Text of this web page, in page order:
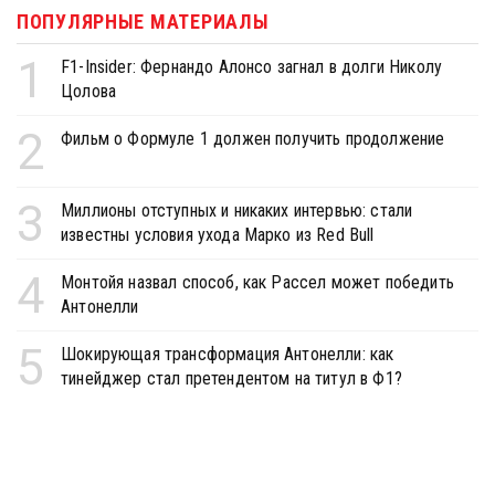
ПОПУЛЯРНЫЕ МАТЕРИАЛЫ
1
F1-Insider: Фернандо Алонсо загнал в долги Николу
Цолова
2 Фильм о Формуле 1 должен получить продолжение
3
Миллионы отступных и никаких интервью: стали
известны условия ухода Марко из Red Bull
4
Монтойя назвал способ, как Рассел может победить
Антонелли
5
Шокирующая трансформация Антонелли: как
тинейджер стал претендентом на титул в Ф1?